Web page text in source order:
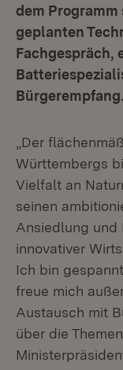
dem
geplanten
Fachgespräch,
Bürgerempfang.
„Der
Württembergs
Vielfalt an
seinen
Ansiedlung und
innovativer
Ich bin
freue mich
Austausch mit
über die